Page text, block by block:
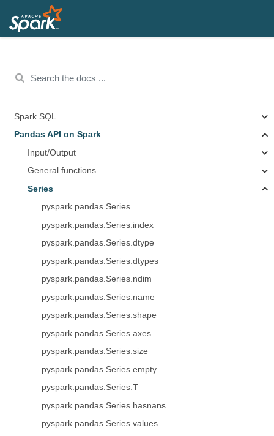
Spark SQL
Pandas API on Spark
Input/Output
General functions
Series
pyspark.pandas.Series
pyspark.pandas.Series.index
pyspark.pandas.Series.dtype
pyspark.pandas.Series.dtypes
pyspark.pandas.Series.ndim
pyspark.pandas.Series.name
pyspark.pandas.Series.shape
pyspark.pandas.Series.axes
pyspark.pandas.Series.size
pyspark.pandas.Series.empty
pyspark.pandas.Series.T
pyspark.pandas.Series.hasnans
pyspark.pandas.Series.values